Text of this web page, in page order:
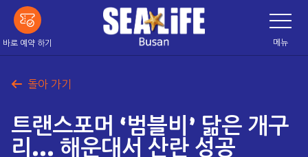
내
용
바로 예약 하기
네
이
게
이
바
메뉴
돌아 가기
트랜스포머 ‘범블비’ 닮은 개구
리… 해운대서 산란 성공